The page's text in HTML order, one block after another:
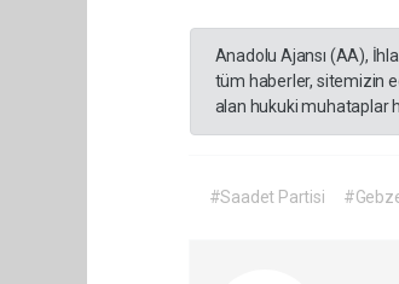
Anadolu Ajansı (AA),
tüm haberler, sitemizin
alan hukuki muhataplar
#Saadet Partisi